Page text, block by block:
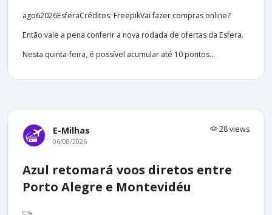
ago62026EsferaCréditos: FreepikVai fazer compras online?
Então vale a pena conferir a nova rodada de ofertas da Esfera.
Nesta quinta-feira, é possível acumular até 10 pontos...
E-Milhas 28 views
06/08/2026
Azul retomará voos diretos entre
Porto Alegre e Montevidéu